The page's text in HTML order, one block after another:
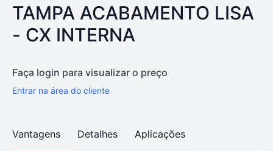
PRODUTO:
TAMPA ACABAMENTO LISA
- CX INTERNA
Faça login para visualizar o preço
Entrar na área do cliente
Vantagens Detalhes Aplicações